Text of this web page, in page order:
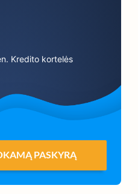
Kredito kortelės
PASKYRĄ